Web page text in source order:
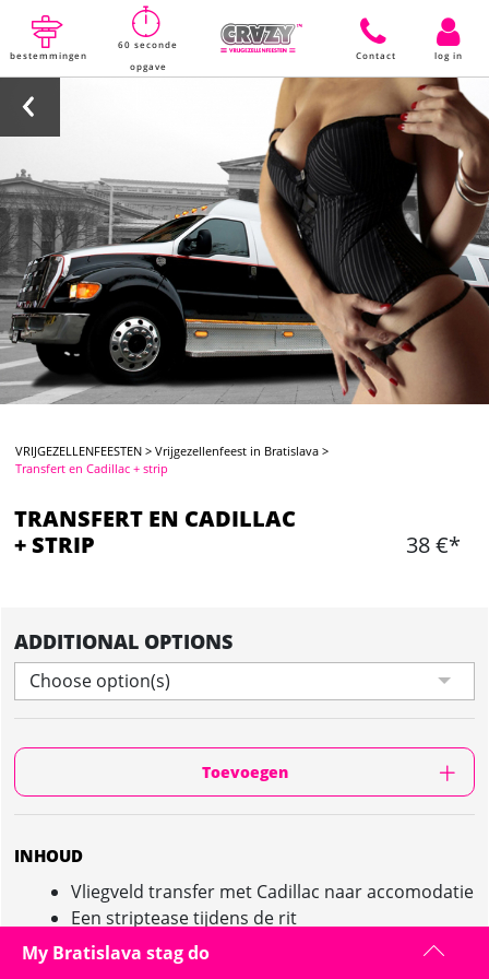
bestemmingen
60 seconde
opgave
Contact log in
VRIJGEZELLENFEESTEN >Vrijgezellenfeest in Bratislava >
Transfert en Cadillac + strip
TRANSFERT EN CADILLAC
+ STRIP
38 €*
ADDITIONAL OPTIONS
Choose option(s)
Toevoegen
INHOUD
Vliegveld transfer met Cadillac naar accomodatie
Een striptease tijdens de rit
Retourtransfer per minibus
Maximum 16 personen
My Bratislava stag do